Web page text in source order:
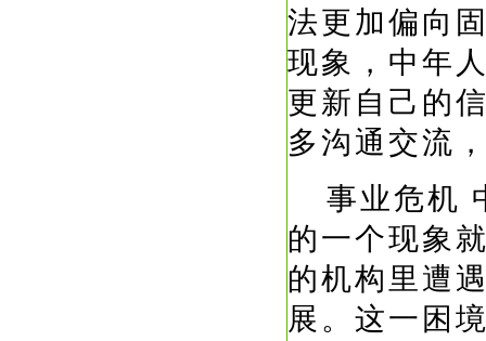
法更加偏向
现象，中年
更新自己的
多沟通交流
事业危机
的一个现象
的机构里遭
展。这一困